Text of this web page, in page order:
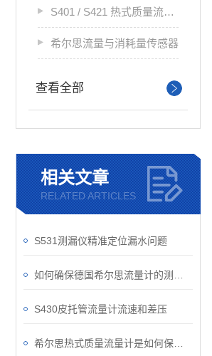
S401 / S421 热式质量流量传感器
希尔思流量与消耗量传感器
查看全部
相关文章
RELATED ARTICLES
S531测漏仪精准定位漏水问题
S430皮托管流量计流速和差压